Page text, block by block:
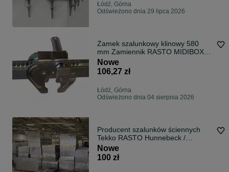
Łódź, Górna
Odświeżono dnia 29 lipca 2026
Zamek szalunkowy klinowy 580
mm Zamiennik RASTO MIDIBOX
BAUFRAME PRIMO
Nowe
106,27 zł
Łódź, Górna
Odświeżono dnia 04 sierpnia 2026
Producent szalunków ściennych
Tekko RASTO Hunnebeck /
szalunki KBS TOP
Nowe
100 zł